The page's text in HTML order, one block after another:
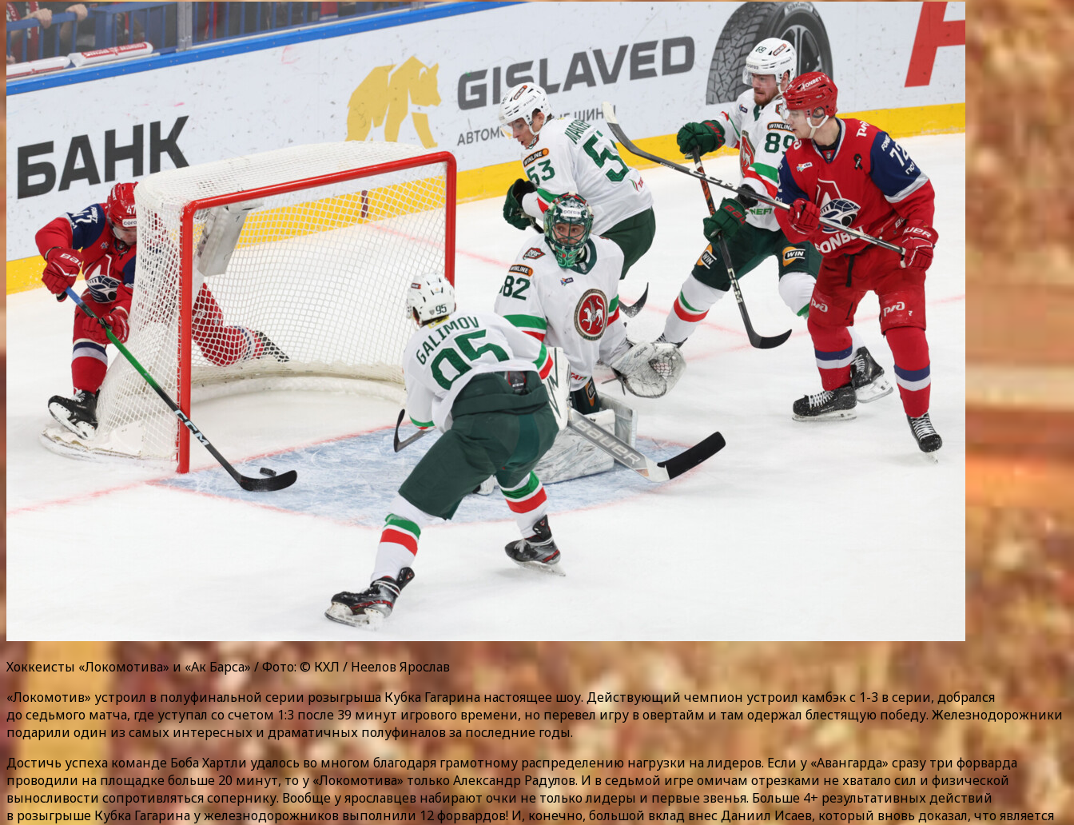
Хоккеисты «Локомотива» и «Ак Барса» / Фото: © КХЛ / Неелов Ярослав
«Локомотив» устроил в полуфинальной серии розыгрыша Кубка Гагарина настоящее шоу. Действующий чемпион устроил камбэк с 1-3 в серии, добрался
до седьмого матча, где уступал со счетом 1:3 после 39 минут игрового времени, но перевел игру в овертайм и там одержал блестящую победу. Железнодорожники
подарили один из самых интересных и драматичных полуфиналов за последние годы.
Достичь успеха команде Боба Хартли удалось во многом благодаря грамотному распределению нагрузки на лидеров. Если у «Авангарда» сразу три форварда
проводили на площадке больше 20 минут, то у «Локомотива» только Александр Радулов. И в седьмой игре омичам отрезками не хватало сил и физической
выносливости сопротивляться сопернику. Вообще у ярославцев набирают очки не только лидеры и первые звенья. Больше 4+ результативных действий
в розыгрыше Кубка Гагарина у железнодорожников выполнили 12 форвардов! И, конечно, большой вклад внес Даниил Исаев, который вновь доказал, что является